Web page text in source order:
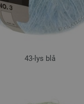
43-lys blå